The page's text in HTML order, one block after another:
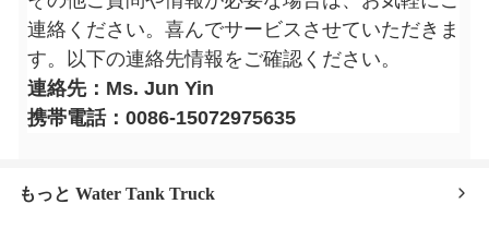
連絡ください。喜んでサービスさせていただきま
す。以下の連絡先情報をご確認ください。
連絡先：Ms. Jun Yin
携帯電話：0086-15072975635
もっと Water Tank Truck